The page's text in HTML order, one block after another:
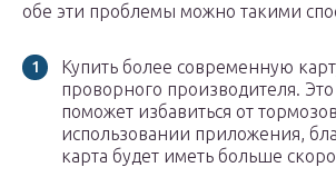
обе эти проблемы можно такими
Купить более современную
проворного производителя. Это
поможет избавиться от
использовании приложения,
карта будет иметь больше